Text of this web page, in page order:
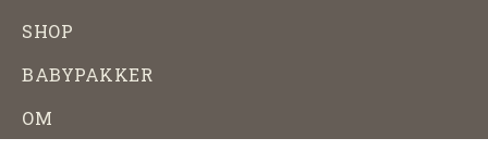
SHOP
BABYPAKKER
OM